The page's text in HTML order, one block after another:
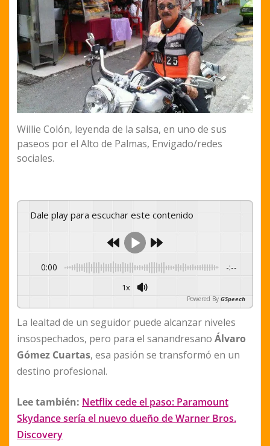
Willie Colón, leyenda de la salsa, en uno de sus
paseos por el Alto de Palmas, Envigado/redes
sociales.
Dale play para escuchar este contenido
0:00 -:--
1x
Powered By GSpeech
La lealtad de un seguidor puede alcanzar niveles
insospechados, pero para el sanandresano Álvaro
Gómez Cuartas, esa pasión se transformó en un
destino profesional.
Lee también: Netflix cede el paso: Paramount
Skydance sería el nuevo dueño de Warner Bros.
Discovery